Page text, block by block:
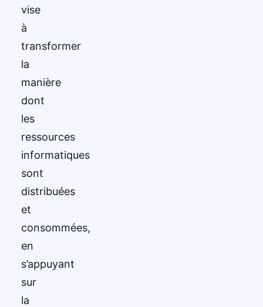
vise
à
transformer
la
manière
dont
les
ressources
informatiques
sont
distribuées
et
consommées,
en
s’appuyant
sur
la